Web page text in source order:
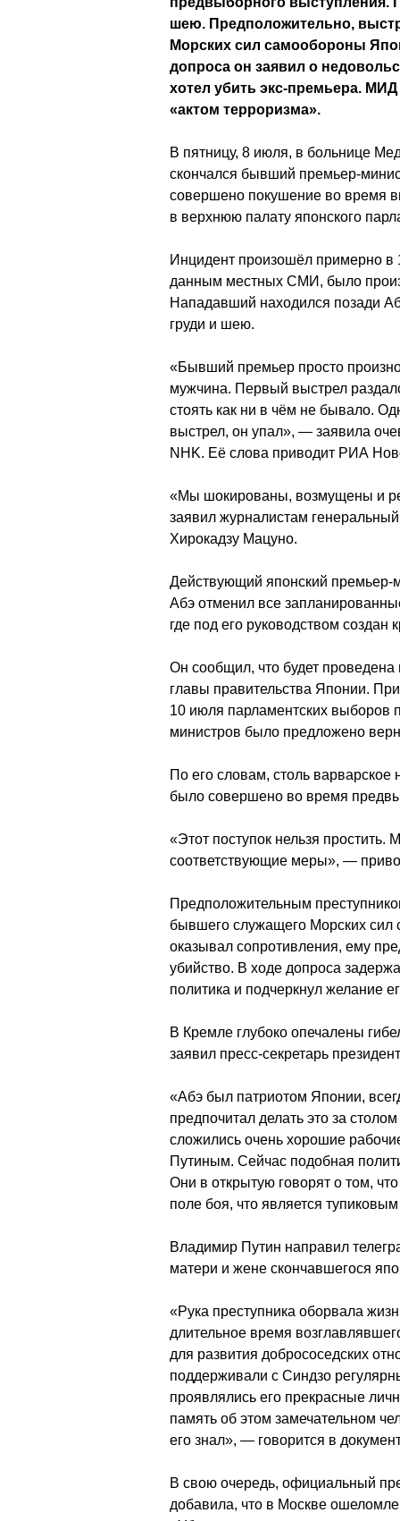
шею. Предположительно,
Морских сил самообороны
допроса он заявил о
хотел убить экс-премьера.
«актом терроризма».
В пятницу, 8 июля, в больнице
скончался бывший премьер-
совершено покушение во время
в верхнюю палату японского
Инцидент произошёл примерно в
данным местных СМИ, было
Нападавший находился позади
груди и шею.
«Бывший премьер просто
мужчина. Первый выстрел
стоять как ни в чём не бывало.
выстрел, он упал», — заявила
NHK. Её слова приводит РИА
«Мы шокированы, возмущены и
заявил журналистам
Хирокадзу Мацуно.
Действующий японский премьер-
Абэ отменил все
где под его руководством
Он сообщил, что будет
главы правительства Японии.
10 июля парламентских выборов
министров было предложено
По его словам, столь
было совершено во время
«Этот поступок нельзя
соответствующие меры», —
Предположительным
бывшего служащего Морских
оказывал сопротивления, ему
убийство. В ходе допроса
политика и подчеркнул желание
В Кремле глубоко опечалены
заявил пресс-секретарь
«Абэ был патриотом Японии,
предпочитал делать это за
сложились очень хорошие
Путиным. Сейчас подобная
Они в открытую говорят о том,
поле боя, что является
Владимир Путин направил
матери и жене скончавшегося
«Рука преступника оборвала
длительное время
для развития добрососедских
поддерживали с Синдзо
проявлялись его прекрасные
память об этом замечательном
его знал», — говорится в
В свою очередь, официальный
добавила, что в Москве